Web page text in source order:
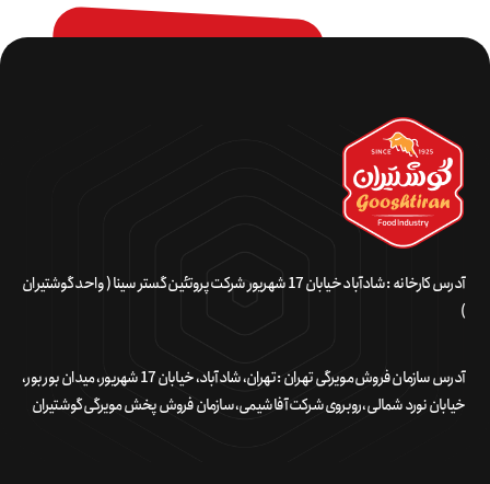
آدرس کارخانه : شادآباد خیابان 17 شهریور شرکت پروتئین گستر سینا ( واحد گوشتیران
)
آدرس سازمان فروش مویرگی تهران : تهران، شادآباد، خیابان 17 شهریور، میدان بور بور،
خیابان نورد شمالی، روبروی شرکت آفا شیمی، سازمان فروش پخش مویرگی گوشتیران